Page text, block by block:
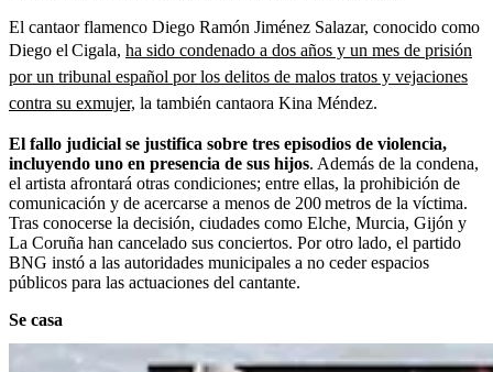
El cantaor flamenco Diego Ramón Jiménez Salazar, conocido como
Diego el Cigala, ha sido condenado a dos años y un mes de prisión
por un tribunal español por los delitos de malos tratos y vejaciones
contra su exmujer, la también cantaora Kina Méndez.
El fallo judicial se justifica sobre tres episodios de violencia,
incluyendo uno en presencia de sus hijos. Además de la condena,
el artista afrontará otras condiciones; entre ellas, la prohibición de
comunicación y de acercarse a menos de 200 metros de la víctima.
Tras conocerse la decisión, ciudades como Elche, Murcia, Gijón y
La Coruña han cancelado sus conciertos. Por otro lado, el partido
BNG instó a las autoridades municipales a no ceder espacios
públicos para las actuaciones del cantante.
Se casa